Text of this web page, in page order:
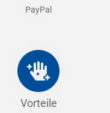
PayPal
Vorteile